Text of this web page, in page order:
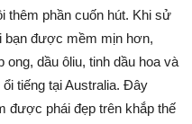
thêm phần cuốn hút. Khi sử
bạn được mềm mịn hơn,
dầu ôliu, tinh dầu hoa và
tiếng tại Australia. Đây
được phái đẹp trên khắp thế